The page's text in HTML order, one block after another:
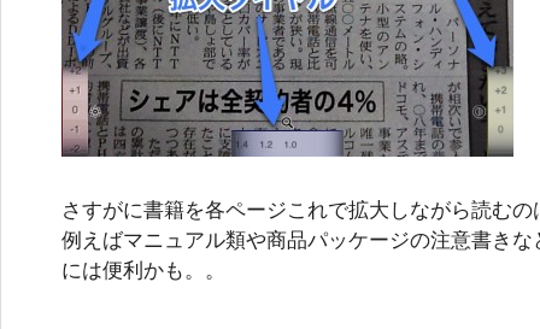
さすがに書籍を各ページこれで拡大しながら読む
例えばマニュアル類や商品パッケージの注意書き
には便利かも。。